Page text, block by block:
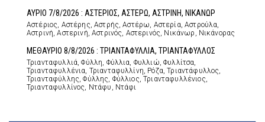
ΑΥΡΙΟ 7/8/2026 : ΑΣΤΕΡΙΟΣ, ΑΣΤΕΡΩ, ΑΣΤΡΙΝΗ, ΝΙΚΑΝΩΡ
Αστέριος, Αστέρης, Αστρής, Αστέρω, Αστερία, Αστρούλα,
Αστρινή, Αστερινή, Αστρινός, Αστερινός, Νικάνωρ, Νικάνορας
ΜΕΘΑΥΡΙΟ 8/8/2026 : ΤΡΙΑΝΤΑΦΥΛΛΙΑ, ΤΡΙΑΝΤΑΦΥΛΛΟΣ
Τριανταφυλλιά, Φύλλη, Φύλλια, Φυλλιώ, Φυλλίτσα,
Τριανταφυλλένια, Τριανταφυλλίνη, Ρόζα, Τριαντάφυλλος,
Τριανταφύλλης, Φύλλης, Φύλλιος, Τριανταφυλλένιος,
Τριανταφυλλίνος, Ντάφυ, Ντάφι